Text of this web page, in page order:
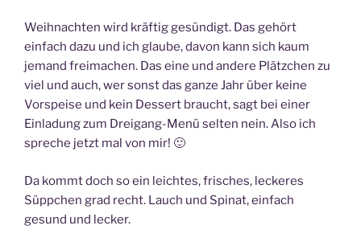
Weihnachten wird kräftig gesündigt. Das gehört
einfach dazu und ich glaube, davon kann sich kaum
jemand freimachen. Das eine und andere Plätzchen zu
viel und auch, wer sonst das ganze Jahr über keine
Vorspeise und kein Dessert braucht, sagt bei einer
Einladung zum Dreigang-Menü selten nein. Also ich
spreche jetzt mal von mir! 🙂
Da kommt doch so ein leichtes, frisches, leckeres
Süppchen grad recht. Lauch und Spinat, einfach
gesund und lecker.